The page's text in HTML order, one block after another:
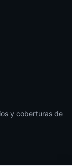
y coberturas de